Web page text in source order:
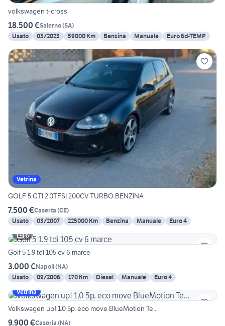
volkswagen t-cross
18.500 €Salerno(SA)
Usato
03/2023 59000 Km Benzina Manuale Euro 6d-TEMP
Vetrina
GOLF 5 GTI 2.0TFSI 200CV TURBO BENZINA
7.500 €Caserta (CE)
Usato
03/2007 225000 Km Benzina Manuale
Euro 4
6
Golf 5 1.9 tdi 105 cv 6 marce
3.000 €Napoli(NA)
Usato
09/2006 170 Km Diesel Manuale
Euro 4
Vetrina
Volkswagen up! 1.0 5p. eco move BlueMotion Te...
9.900 €Casoria (NA)